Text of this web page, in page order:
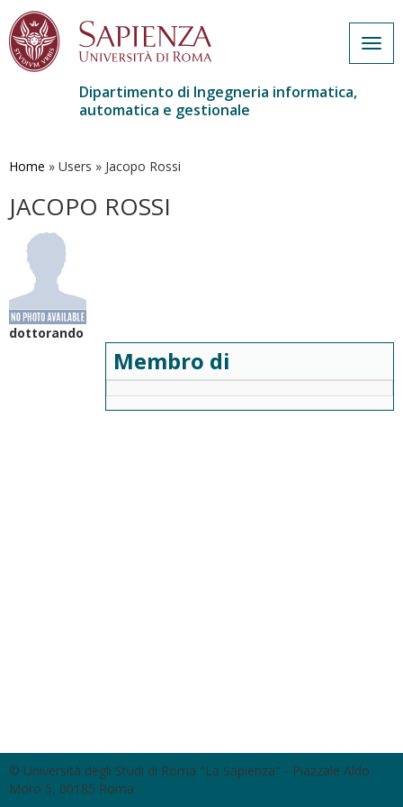
contenuto
Dipartimento di Ingegneria informatica,
automatica e gestionale
Home » Users » Jacopo Rossi
JACOPO ROSSI
dottorando
Membro di
© Università degli Studi di Roma "La Sapienza" - Piazzale Aldo
Moro 5, 00185 Roma